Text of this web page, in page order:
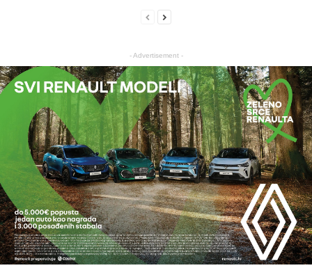
- Advertisement -